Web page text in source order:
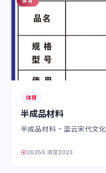
体育
半成品材料
半成品材料 - 蓝云宋代文化
26256 浏览2023